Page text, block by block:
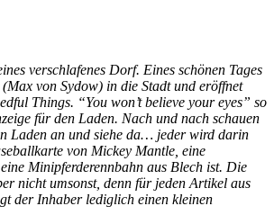
verschlafenes Dorf. Eines schönen Tages
von Sydow) in die Stadt und eröffnet
Things. “You won’t believe your eyes” so
für den Laden. Nach und nach schauen
Laden an und siehe da… jeder wird darin
von Mickey Mantle, eine
Minipferderennbahn aus Blech ist. Die
nicht umsonst, denn für jeden Artikel aus
der Inhaber lediglich einen kleinen